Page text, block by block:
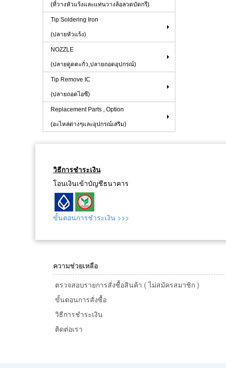
(ที่วางหัวแร้งและแท่นวางล้อลวดบัดกรี)
Tip Soldering Iron
(ปลายหัวแร้ง)
NOZZLE
(ปลายดูดตะกั่ว,ปลายถอดอุปกรณ์)
Tip Remove IC
(ปลายถอดไอซี)
Replacement Parts , Option
(อะไหล่ต่างๆและอุปกรณ์เสริม)
วิธีการชำระเงิน
โอนเงินเข้าบัญชีธนาคาร
ขั้นตอนการชำระเงิน >>>
ความช่วยเหลือ
ตรวจสอบรายการสั่งซื้อสินค้า ( ไม่สมัครสมาชิก )
ขั้นตอนการสั่งซื้อ
วิธีการชำระเงิน
ติดต่อเรา